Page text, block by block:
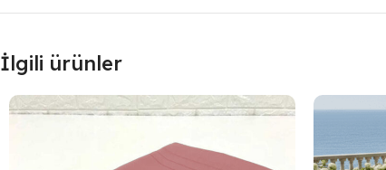
İlgili ürünler